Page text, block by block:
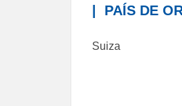
PAÍS DE
Suiza